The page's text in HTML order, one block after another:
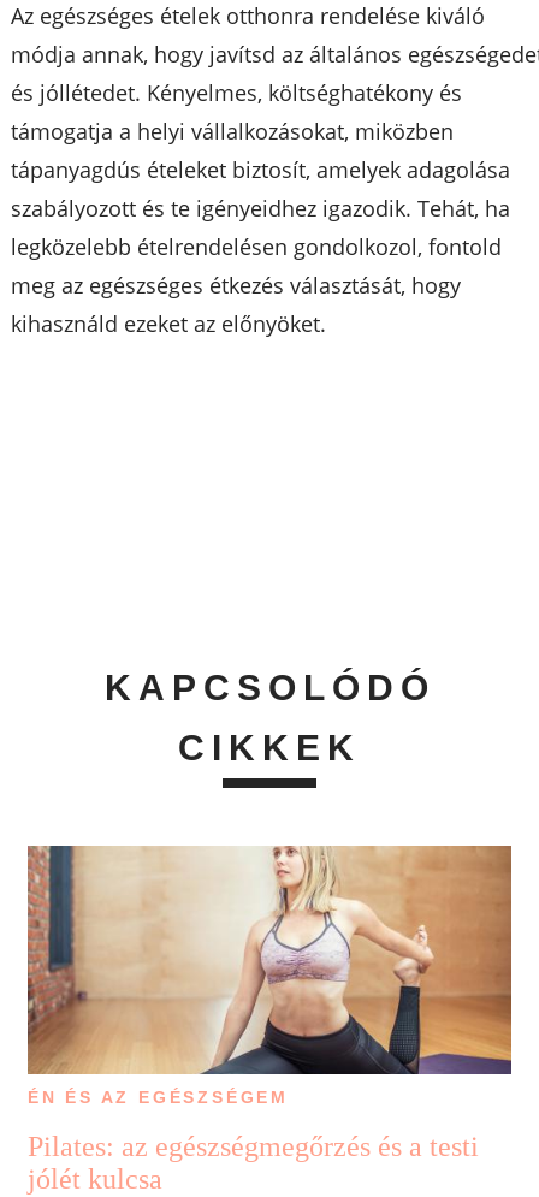
Az egészséges ételek otthonra rendelése kiváló
módja annak, hogy javítsd az általános
és jóllétedet. Kényelmes, költséghatékony és
támogatja a helyi vállalkozásokat, miközben
tápanyagdús ételeket biztosít, amelyek adagolása
szabályozott és te igényeidhez igazodik. Tehát, ha
legközelebb ételrendelésen gondolkozol, fontold
meg az egészséges étkezés választását, hogy
kihasználd ezeket az előnyöket.
KAPCSOLÓDÓ
CIKKEK
ÉN ÉS AZ EGÉSZSÉGEM
Pilates: az egészségmegőrzés és a testi
jólét kulcsa